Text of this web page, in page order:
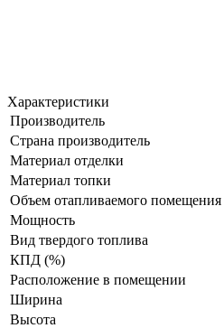
Характеристики
Производитель
Страна производитель
Материал отделки
Материал топки
Объем отапливаемого помещения
Мощность
Вид твердого топлива
КПД (%)
Расположение в помещении
Ширина
Высота